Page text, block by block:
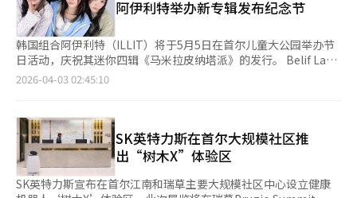
高端手办‘卡丹’和‘贝亚特丽斯’在发布后立即售罄。4月3日中
午通过Naver失落的方舟官方品牌店销售的手办，吸引了希望在线
下收藏游戏感动的粉丝们的热烈反响。手办的成功展示了“游戏IP
商品化”战略的巨大影响力。微笑门通过手工制作的手办精细呈现
了角色的表情和装饰，并配备了LED灯座、金属卡片、特别优惠券
等丰富的配件，极大地提升了收藏价值。这是将角色本身品牌化
落的方舟的官方在线周边商店，推出多种新产品。这与《黑色沙
漠》的Pearl Abyss通过自有周边商店凝聚全球粉丝的战略相似。
利用IP的二次创作业务不仅延长了游戏寿命，还成为向不玩游戏的
大众宣传品牌的有效营销手段。由于粉丝的强烈需求，微笑门将于
4月8日中午开始追加预售。这次手办售罄的案例再次证明了《失落
的方舟》作为韩国代表性大型IP，拥有跨越游戏边界扩展到文化内
阿伊利特举办新专辑发布纪念节
韩国组合阿伊利特（ILLIT）将于5月5日在首尔儿童大公园举办节
日活动，庆祝其迷你四辑《马米拉皮纳塔派》的发行。 Belif Lab
于2日宣布，这次活动以新专辑主打歌《It's Me》为主题，设有多
音乐，与艺人近距离互动。期待已久的粉丝GLLIT和所有访客都能
在此留下美好回忆。 除了演出外，所有活动项目无需报名，任何
到场者均可自由参与。详细信息将稍后在Weverse公布。 另外，
阿伊利特的迷你四辑《马米拉皮纳塔派》将于4月30日发布。主打
歌《It's Me》讲述了在初次约会后，对关系的定义产生疑虑时，勇
2026-04-03 02:45:10
SK英特力斯在首尔大规模社区推
出“树木X”体验区
SK英特力斯宣布在首尔江南和瑞草主要大规模社区中心设立健康